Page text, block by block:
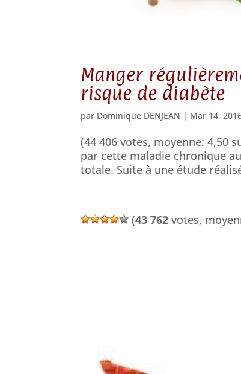
Manger
risque de diabète
par Dominique DENJEAN | Mar 14,
(44 406 votes, moyenne: 4,50
par cette maladie chronique
totale. Suite à une étude
(43 762 votes,